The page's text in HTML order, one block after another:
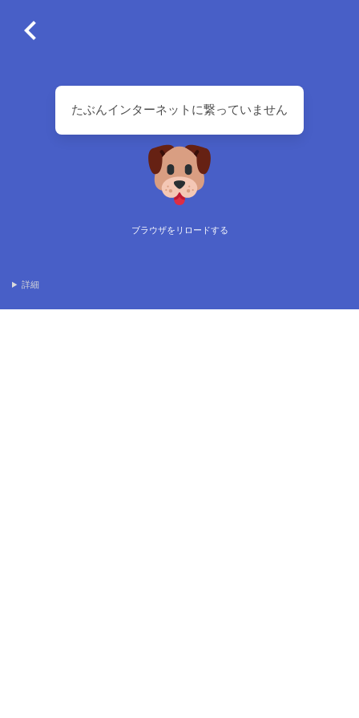
たぶんインターネットに繋っていません
ブラウザをリロードする
詳細